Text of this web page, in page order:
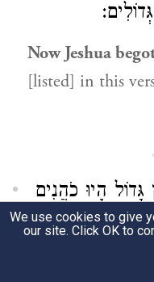
Now Jeshua
[listed] in this
הָיוּ כֹהֲנִים
בֵּית אָב
We use cookies to give
our site. Click OK to